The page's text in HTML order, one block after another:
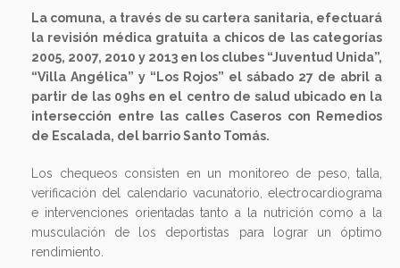
La comuna, a través de su cartera sanitaria, efectuará
la revisión médica gratuita a chicos de las categorías
2005, 2007, 2010 y 2013 en los clubes “Juventud Unida”,
“Villa Angélica” y “Los Rojos” el sábado 27 de abril a
partir de las 09hs en el centro de salud ubicado en la
intersección entre las calles Caseros con Remedios
de Escalada, del barrio Santo Tomás.
Los chequeos consisten en un monitoreo de peso, talla,
verificación del calendario vacunatorio, electrocardiograma
e intervenciones orientadas tanto a la nutrición como a la
musculación de los deportistas para lograr un óptimo
rendimiento.